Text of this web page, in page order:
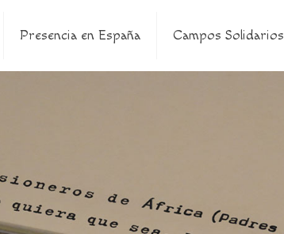
Presencia en España Campos Solidarios